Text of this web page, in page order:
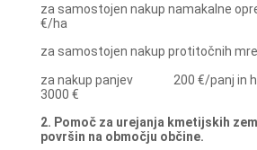
za samostojen nakup
€/ha
za samostojen nakup protitočnih
za nakup panjev 200 €/panj in
3000 €
2. Pomoč za urejanja kmetijskih
površin na območju občine.